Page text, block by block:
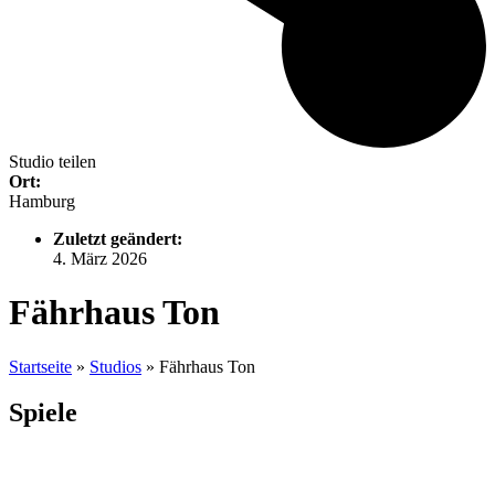
Studio teilen
Ort:
Hamburg
Zuletzt geändert:
4. März 2026
Fährhaus Ton
Startseite » Studios » Fährhaus Ton
Spiele